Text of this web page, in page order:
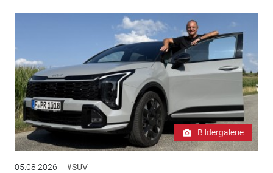
Bildergalerie
05.08.2026 #SUV